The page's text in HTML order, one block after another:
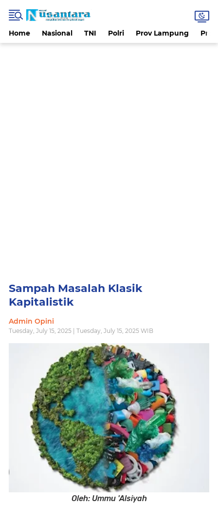
Home Nasional TNI Polri Prov Lampung
Sampah Masalah Klasik
Kapitalistik
Admin Opini
Tuesday, July 15, 2025 | Tuesday, July 15, 2025 WIB
Oleh: Ummu 'Alsiyah